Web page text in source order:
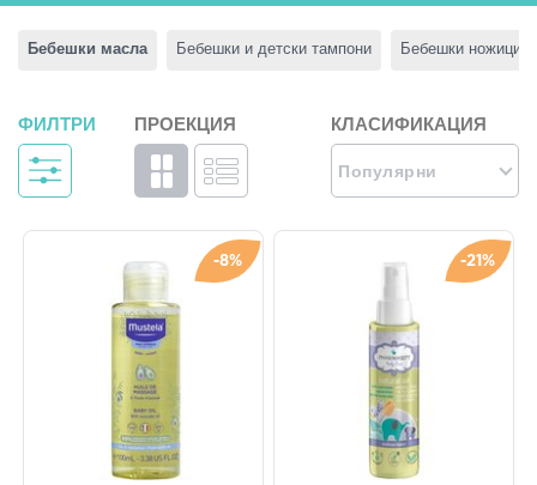
Бебешки масла Бебешки и детски тампони Бебешки ножици
ФИЛТРИ ПРОЕКЦИЯ КЛАСИФИКАЦИЯ
Популярни
-8% -21%